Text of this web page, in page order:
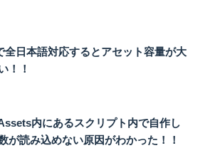
日本語対応するとアセット容量が大
！！
内にあるスクリプト内で自作し
が読み込めない原因がわかった！！